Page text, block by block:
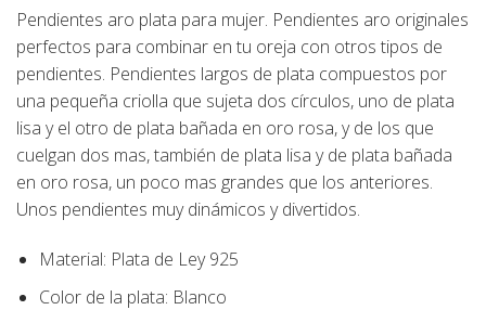
Pendientes aro plata para mujer. Pendientes aro originales
perfectos para combinar en tu oreja con otros tipos de
pendientes. Pendientes largos de plata compuestos por
una pequeña criolla que sujeta dos círculos, uno de plata
lisa y el otro de plata bañada en oro rosa, y de los que
cuelgan dos mas, también de plata lisa y de plata bañada
en oro rosa, un poco mas grandes que los anteriores.
Unos pendientes muy dinámicos y divertidos.
Material: Plata de Ley 925
Color de la plata: Blanco